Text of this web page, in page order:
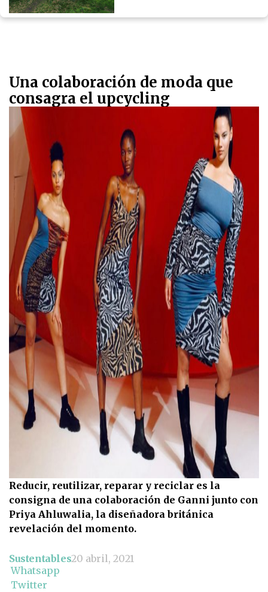
Una colaboración de moda que
consagra el upcycling
Reducir, reutilizar, reparar y reciclar es la
consigna de una colaboración de Ganni junto con
Priya Ahluwalia, la diseñadora británica
revelación del momento.
Sustentables20 abril, 2021
Whatsapp
Twitter